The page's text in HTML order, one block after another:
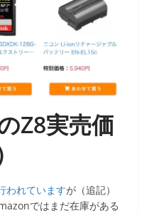
Z8実売価
われていますが（追記）
ではまだ在庫がある